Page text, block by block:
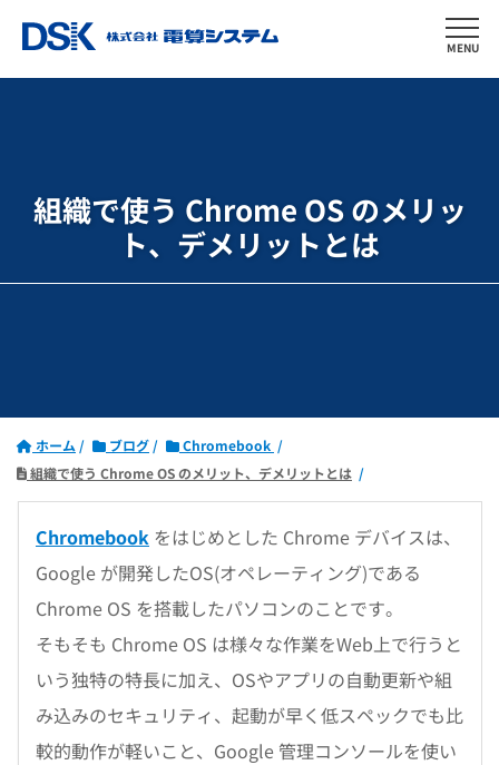
MENU
組織で使う Chrome OS のメリッ
ト、デメリットとは
ホーム ブログ
Chromebook
組織で使う Chrome OS のメリット、デメリットとは
Chromebook をはじめとした Chrome デバイスは、
Google が開発したOS(オペレーティング)である
Chrome OS を搭載したパソコンのことです。
そもそも Chrome OS は様々な作業をWeb上で行うと
いう独特の特長に加え、OSやアプリの自動更新や組
み込みのセキュリティ、起動が早く低スペックでも比
較的動作が軽いこと、Google 管理コンソールを使い